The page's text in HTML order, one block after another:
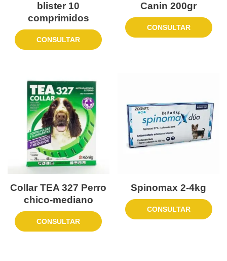
blister 10
comprimidos
CONSULTAR
Canin 200gr
CONSULTAR
Collar TEA 327 Perro
chico-mediano
CONSULTAR
Spinomax 2-4kg
CONSULTAR